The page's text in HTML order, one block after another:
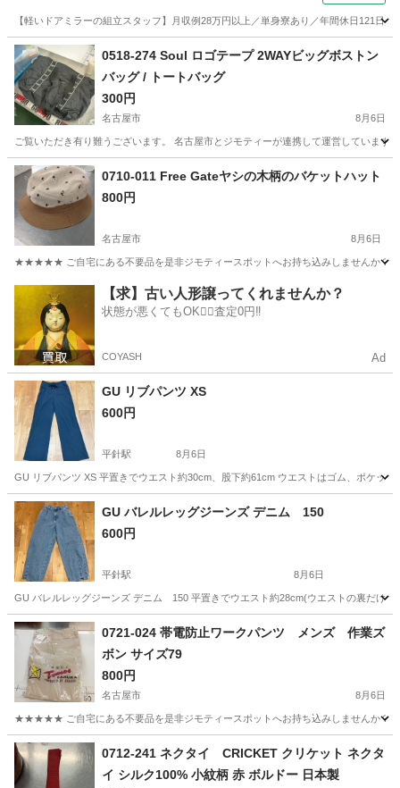
【軽いドアミラーの組立スタッフ】月収例28万円以上／単身寮あり／年間休日121
静岡 藤枝市
0518-274 Soul ロゴテープ 2WAYビッグボストン
バッグ / トートバッグ
300円
名古屋市 8月6日
ご覧いただき有り難うございます。 名古屋市とジモティーが連携して運営してい
愛知 名古屋市 リユース
0710-011 Free Gateヤシの木柄のバケットハット
800円
名古屋市 8月6日
★★★★★ ご自宅にある不要品を是非ジモティースポットへお持ち込みしませんか？
小物 ヤシ
【求】古い人形譲ってくれませんか？
状態が悪くてもOK🙆‍♀️査定0円‼️
COYASH Ad
GU リブパンツ XS
600円
平針駅 8月6日
GU リブパンツ XS 平置きでウエスト約30cm、股下約61cm ウエストはゴム、ポケッ
愛知 日進市 平針駅 ボトムス
GU バレルレッグジーンズ デニム 150
600円
平針駅 8月6日
GU バレルレッグジーンズ デニム 150 平置きでウエスト約28cm(ウエストの裏だけ
愛知 日進市 ジーンズ/デニム キッズ
0721-024 帯電防止ワークパンツ メンズ 作業ズ
ボン サイズ79
800円
名古屋市 8月6日
★★★★★ ご自宅にある不要品を是非ジモティースポットへお持ち込みしませんか？
愛知 名古屋市 現地
0712-241 ネクタイ CRICKET クリケット ネクタ
イ シルク100% 小紋柄 赤 ボルドー 日本製